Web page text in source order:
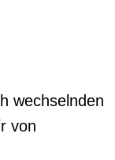
wechselnden
von